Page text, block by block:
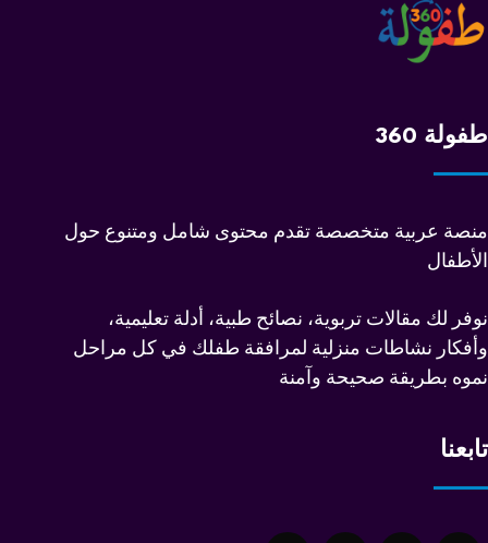
طفولة 360
منصة عربية متخصصة تقدم محتوى شامل ومتنوع حول
الأطفال
نوفر لك مقالات تربوية، نصائح طبية، أدلة تعليمية،
وأفكار نشاطات منزلية لمرافقة طفلك في كل مراحل
نموه بطريقة صحيحة وآمنة
تابعنا